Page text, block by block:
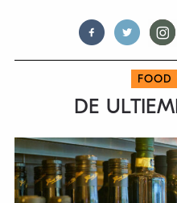
FOOD
DE